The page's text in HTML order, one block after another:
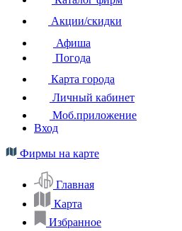
Акции/скидки
Афиша
Погода
Карта города
Личный кабинет
Моб.приложение
Вход
Фирмы на карте
Главная
Карта
Избранное